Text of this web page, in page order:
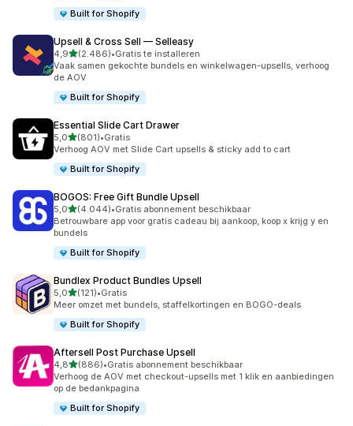
Built for Shopify
Upsell & Cross Sell — Selleasy
4,9van 5 sterren
(2.486)
2486 recensies in totaal
•Gratis te installeren
Vaak samen gekochte bundels en winkelwagen-upsells, verhoog
de AOV
Built for Shopify
Essential Slide Cart Drawer
5,0van 5 sterren
(801)
801 recensies in totaal
•Gratis
Verhoog AOV met Slide Cart upsells & sticky add to cart
Built for Shopify
BOGOS: Free Gift Bundle Upsell
5,0van 5 sterren
(4.044)
4044 recensies in totaal
•Gratis abonnement beschikbaar
Betrouwbare app voor gratis cadeau bij aankoop, koop x krijg y en
bundels
Built for Shopify
Bundlex Product Bundles Upsell
5,0van 5 sterren
(121)
121 recensies in totaal
•Gratis
Meer omzet met bundels, staffelkortingen en BOGO-deals
Built for Shopify
Aftersell Post Purchase Upsell
4,8van 5 sterren
(886)
886 recensies in totaal
•Gratis abonnement beschikbaar
Verhoog de AOV met checkout-upsells met 1 klik en aanbiedingen
op de bedankpagina
Built for Shopify